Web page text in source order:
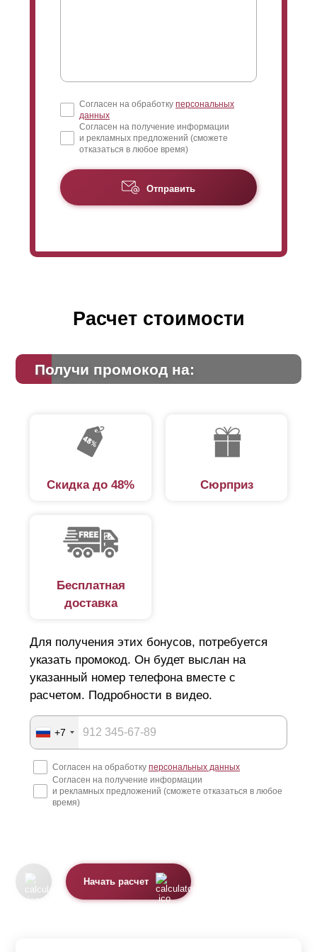
Согласен на обработку персональных
данных
Согласен на получение информации
и рекламных предложений (сможете
отказаться в любое время)
Отправить
Расчет стоимости
Получи промокод на:
Скидка до 48% Сюрприз
Бесплатная
доставка
Для получения этих бонусов, потребуется
указать промокод. Он будет выслан на
указанный номер телефона вместе с
расчетом. Подробности в видео.
+7
Согласен на обработку персональных данных
Согласен на получение информации
и рекламных предложений (сможете отказаться в любое
время)
Начать расчет